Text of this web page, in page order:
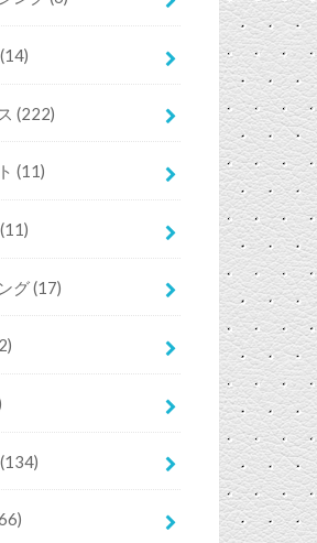
(14)
(222)
(11)
(11)
グ(17)
(134)